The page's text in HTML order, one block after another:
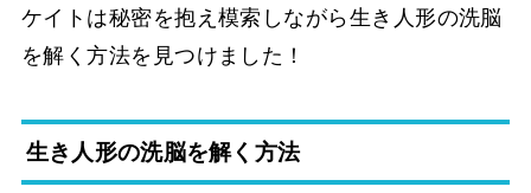
ケイトは秘密を抱え模索しながら生き人形の洗脳
を解く方法を見つけました！
生き人形の洗脳を解く方法